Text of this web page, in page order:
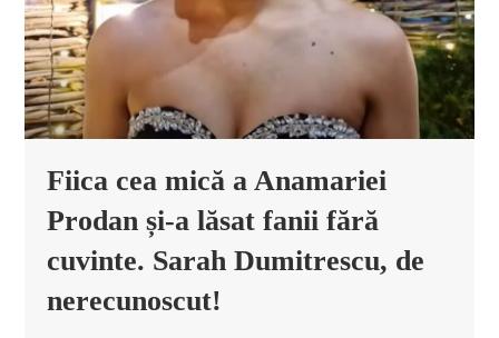
Fiica cea mică a Anamariei
Prodan și-a lăsat fanii fără
cuvinte. Sarah Dumitrescu, de
nerecunoscut!